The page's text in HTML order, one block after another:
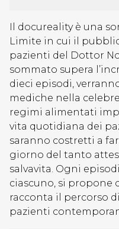
Il docureality è una
Limite in cui il
pazienti del Dottor
sommato supera
dieci episodi,
mediche nella
regimi alimentati
vita quotidiana dei
saranno costretti a
giorno del tanto
salvavita. Ogni
ciascuno, si propone
racconta il percorso
pazienti